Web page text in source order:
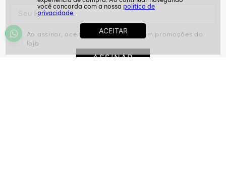
politíca de
privacidade.
Ao assinar, aceito receber emails com promoções da
loja
ASSINAR